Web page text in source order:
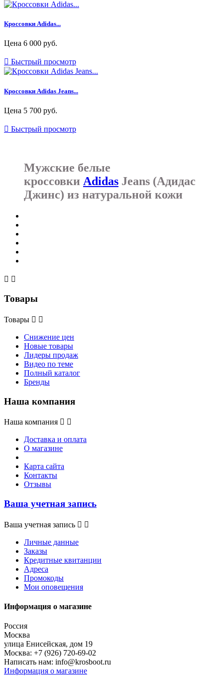
Кроссовки Adidas...
Цена 6 000 руб.
 Быстрый просмотр
Кроссовки Adidas Jeans...
Цена 5 700 руб.
 Быстрый просмотр
Мужские белые
кроссовки Adidas Jeans (Адидас
Джинс) из натуральной кожи
 
Товары
Товары  
Снижение цен
Новые товары
Лидеры продаж
Видео по теме
Полный каталог
Бренды
Наша компания
Наша компания  
Доставка и оплата
О магазине
Карта сайта
Контакты
Отзывы
Ваша учетная запись
Ваша учетная запись  
Личные данные
Заказы
Кредитные квитанции
Адреса
Промокоды
Мои оповещения
Информация о магазине
Россия
Москва
улица Енисейская, дом 19
Москва: +7 (926) 720-69-02
Написать нам: info@krosboot.ru
Информация о магазине